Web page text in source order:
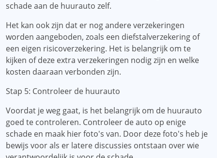
schade aan de huurauto zelf.
Het kan ook zijn dat er nog andere verzekeringen
worden aangeboden, zoals een diefstalverzekering of
een eigen risicoverzekering. Het is belangrijk om te
kijken of deze extra verzekeringen nodig zijn en welke
kosten daaraan verbonden zijn.
Stap 5: Controleer de huurauto
Voordat je weg gaat, is het belangrijk om de huurauto
goed te controleren. Controleer de auto op enige
schade en maak hier foto's van. Door deze foto's heb je
bewijs voor als er latere discussies ontstaan ​​over wie